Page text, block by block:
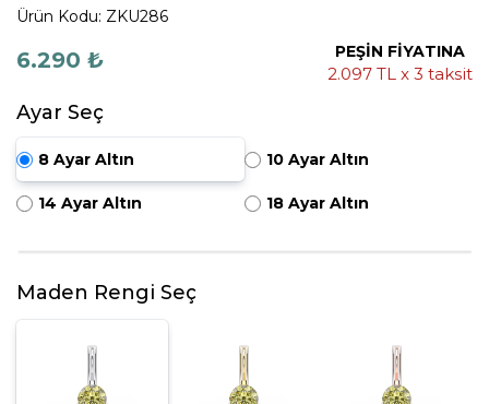
Ürün Kodu: ZKU286
6.290 ₺ PEŞİN FİYATINA
2.097 TL x 3 taksit
Ayar Seç
8 Ayar Altın 10 Ayar Altın
14 Ayar Altın 18 Ayar Altın
Maden Rengi Seç